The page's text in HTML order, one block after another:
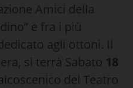
Amici della
e fra i più
agli ottoni. Il
si terrà Sabato 18
del Teatro